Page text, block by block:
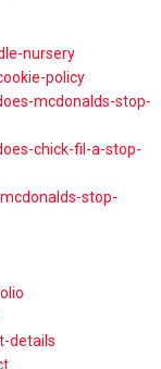
nursery
policy
mcdonalds-stop-
chick-fil-a-stop-
stop-
details